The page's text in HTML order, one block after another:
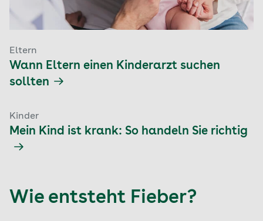
Eltern
Wann Eltern einen Kinderarzt suchen
sollten
Kinder
Mein Kind ist krank: So handeln Sie richtig
Wie entsteht Fieber?